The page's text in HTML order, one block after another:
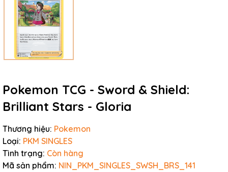
Pokemon TCG - Sword & Shield:
Brilliant Stars - Gloria
Thương hiệu: Pokemon
Loại: PKM SINGLES
Tình trạng: Còn hàng
Mã sản phẩm: NIN_PKM_SINGLES_SWSH_BRS_141